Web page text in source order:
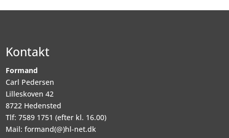
Kontakt
Formand
Carl Pedersen
Lilleskoven 42
8722 Hedensted
Tlf: 7589 1751 (efter kl. 16.00)
Mail: formand(@)hl-net.dk